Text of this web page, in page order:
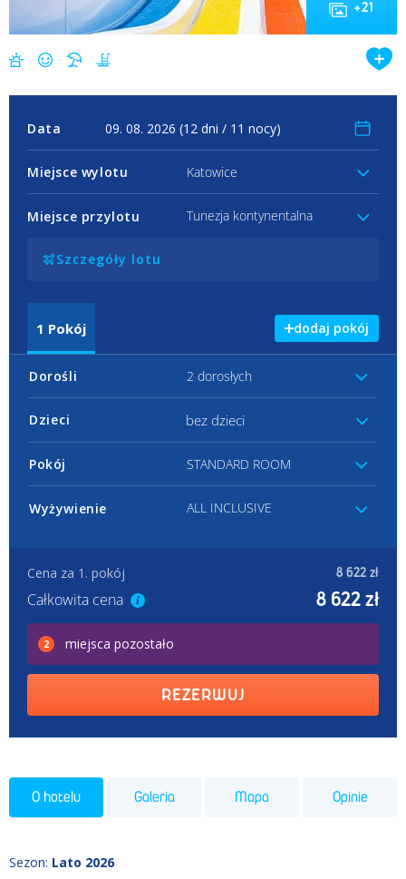
+21
Data
Miejsce wylotu Katowice
Miejsce przylotu Tunezja kontynentalna
Szczegóły lotu
1 Pokój dodaj pokój
Dorośli 2 dorosłych
Dzieci bez dzieci
Pokój STANDARD ROOM
Wyżywienie ALL INCLUSIVE
Cena za 1. pokój 8 622 zł
Całkowita cena 8 622 zł
2 miejsca pozostało
REZERWUJ
O hotelu Galeria Mapa Opinie
Sezon: Lato 2026